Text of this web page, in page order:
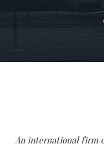
An international firm